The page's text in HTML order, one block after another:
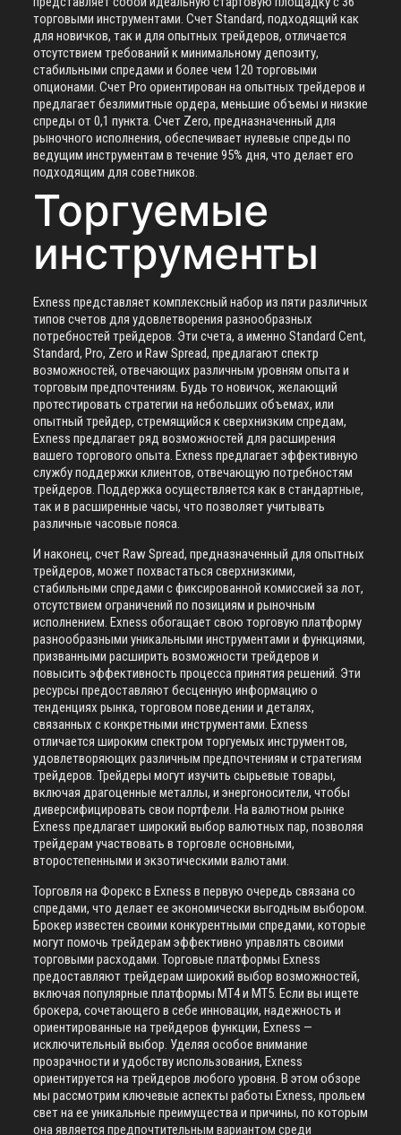
торговыми инструментами. Счет Standard, подходящий как
для новичков, так и для опытных трейдеров, отличается
отсутствием требований к минимальному депозиту,
стабильными спредами и более чем 120 торговыми
опционами. Счет Pro ориентирован на опытных трейдеров и
предлагает безлимитные ордера, меньшие объемы и низкие
спреды от 0,1 пункта. Счет Zero, предназначенный для
рыночного исполнения, обеспечивает нулевые спреды по
ведущим инструментам в течение 95% дня, что делает его
подходящим для советников.
Торгуемые
инструменты
Exness представляет комплексный набор из пяти различных
типов счетов для удовлетворения разнообразных
потребностей трейдеров. Эти счета, а именно Standard Cent,
Standard, Pro, Zero и Raw Spread, предлагают спектр
возможностей, отвечающих различным уровням опыта и
торговым предпочтениям. Будь то новичок, желающий
протестировать стратегии на небольших объемах, или
опытный трейдер, стремящийся к сверхнизким спредам,
Exness предлагает ряд возможностей для расширения
вашего торгового опыта. Exness предлагает эффективную
службу поддержки клиентов, отвечающую потребностям
трейдеров. Поддержка осуществляется как в стандартные,
так и в расширенные часы, что позволяет учитывать
различные часовые пояса.
И наконец, счет Raw Spread, предназначенный для опытных
трейдеров, может похвастаться сверхнизкими,
стабильными спредами с фиксированной комиссией за лот,
отсутствием ограничений по позициям и рыночным
исполнением. Exness обогащает свою торговую платформу
разнообразными уникальными инструментами и функциями,
призванными расширить возможности трейдеров и
повысить эффективность процесса принятия решений. Эти
ресурсы предоставляют бесценную информацию о
тенденциях рынка, торговом поведении и деталях,
связанных с конкретными инструментами. Exness
отличается широким спектром торгуемых инструментов,
удовлетворяющих различным предпочтениям и стратегиям
трейдеров. Трейдеры могут изучить сырьевые товары,
включая драгоценные металлы, и энергоносители, чтобы
диверсифицировать свои портфели. На валютном рынке
Exness предлагает широкий выбор валютных пар, позволяя
трейдерам участвовать в торговле основными,
второстепенными и экзотическими валютами.
Торговля на Форекс в Exness в первую очередь связана со
спредами, что делает ее экономически выгодным выбором.
Брокер известен своими конкурентными спредами, которые
могут помочь трейдерам эффективно управлять своими
торговыми расходами. Торговые платформы Exness
предоставляют трейдерам широкий выбор возможностей,
включая популярные платформы MT4 и MT5. Если вы ищете
брокера, сочетающего в себе инновации, надежность и
ориентированные на трейдеров функции, Exness —
исключительный выбор. Уделяя особое внимание
прозрачности и удобству использования, Exness
ориентируется на трейдеров любого уровня. В этом обзоре
мы рассмотрим ключевые аспекты работы Exness, прольем
свет на ее уникальные преимущества и причины, по которым
она является предпочтительным вариантом среди